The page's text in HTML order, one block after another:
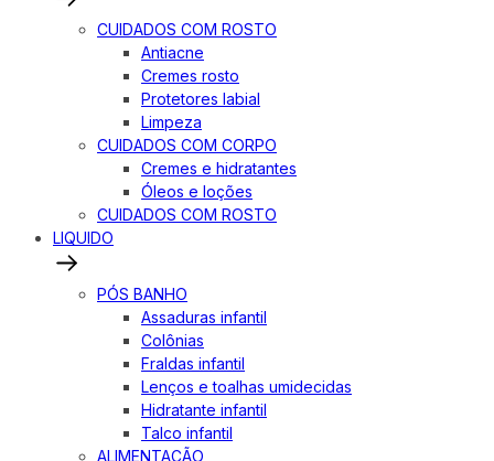
CUIDADOS COM ROSTO
Antiacne
Cremes rosto
Protetores labial
Limpeza
CUIDADOS COM CORPO
Cremes e hidratantes
Óleos e loções
CUIDADOS COM ROSTO
LIQUIDO
PÓS BANHO
Assaduras infantil
Colônias
Fraldas infantil
Lenços e toalhas umidecidas
Hidratante infantil
Talco infantil
ALIMENTAÇÃO